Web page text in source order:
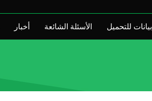
أخبار الأسئلة الشائعة بيانات للتحميل